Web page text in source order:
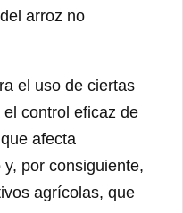
arroz no
el uso de ciertas
control eficaz de
afecta
por consiguiente,
agrícolas, que